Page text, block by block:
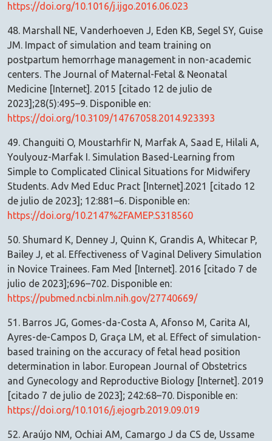
https://doi.org/10.1016/j.ijgo.2016.06.023
48. Marshall NE, Vanderhoeven J, Eden KB, Segel SY, Guise
JM. Impact of simulation and team training on
postpartum hemorrhage management in non-academic
centers. The Journal of Maternal-Fetal & Neonatal
Medicine [Internet]. 2015 [citado 12 de julio de
2023];28(5):495–9. Disponible en:
https://doi.org/10.3109/14767058.2014.923393
49. Changuiti O, Moustarhfir N, Marfak A, Saad E, Hilali A,
Youlyouz-Marfak I. Simulation Based-Learning from
Simple to Complicated Clinical Situations for Midwifery
Students. Adv Med Educ Pract [Internet].2021 [citado 12
de julio de 2023]; 12:881–6. Disponible en:
https://doi.org/10.2147%2FAMEP.S318560
50. Shumard K, Denney J, Quinn K, Grandis A, Whitecar P,
Bailey J, et al. Effectiveness of Vaginal Delivery Simulation
in Novice Trainees. Fam Med [Internet]. 2016 [citado 7 de
julio de 2023];696–702. Disponible en:
https://pubmed.ncbi.nlm.nih.gov/27740669/
51. Barros JG, Gomes-da-Costa A, Afonso M, Carita AI,
Ayres-de-Campos D, Graça LM, et al. Effect of simulation-
based training on the accuracy of fetal head position
determination in labor. European Journal of Obstetrics
and Gynecology and Reproductive Biology [Internet]. 2019
[citado 7 de julio de 2023]; 242:68–70. Disponible en:
https://doi.org/10.1016/j.ejogrb.2019.09.019
52. Araújo NM, Ochiai AM, Camargo J da CS de, Ussame